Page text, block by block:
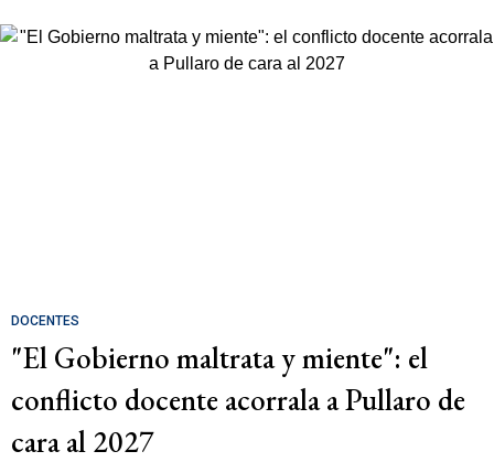
DOCENTES
"El Gobierno maltrata y miente": el
conflicto docente acorrala a Pullaro de
cara al 2027